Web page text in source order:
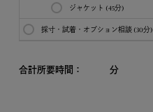
ジャケット (45分)
採寸・試着・オプション相談 (30分)
合計所要時間： 分